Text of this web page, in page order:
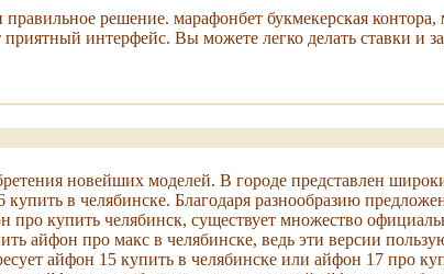
решение. марафонбет букмекерская
интерфейс. Вы можете легко делать ставки и
новейших моделей. В городе представлен
в челябинске. Благодаря разнообразию
купить челябинск, существует множество
айфон про макс в челябинске, ведь эти версии
айфон 15 купить в челябинске или айфон 17 про